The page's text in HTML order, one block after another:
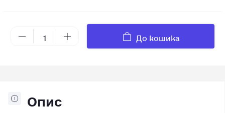
До кошика
Опис